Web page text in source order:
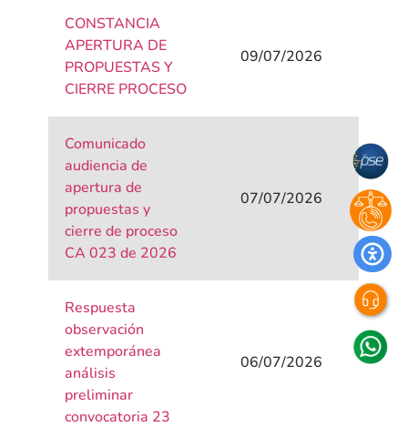
CONSTANCIA
APERTURA DE
PROPUESTAS Y
CIERRE PROCESO
09/07/2026
Comunicado
audiencia de
apertura de
propuestas y
cierre de proceso
CA 023 de 2026
07/07/2026
Respuesta
observación
extemporánea
análisis
preliminar
convocatoria 23
06/07/2026